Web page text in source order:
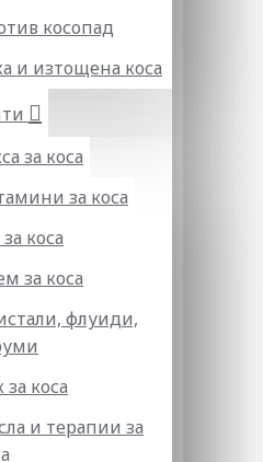
косопад
и изтощена коса
за коса
за коса
за коса
за коса
флуиди,
за коса
и терапии за